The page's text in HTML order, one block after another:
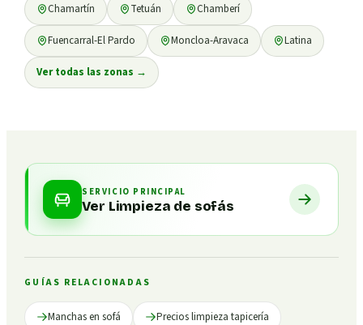
Chamartín Tetuán Chamberí
Fuencarral-El Pardo Moncloa-Aravaca Latina
Ver todas las zonas →
SERVICIO PRINCIPAL
Ver Limpieza de sofás
GUÍAS RELACIONADAS
Manchas en sofá Precios limpieza tapicería